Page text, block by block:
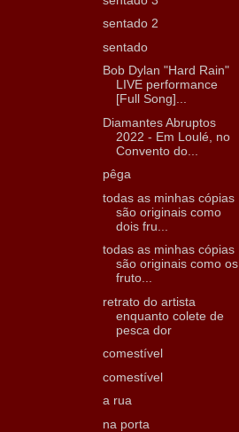
sentado 2
sentado
Bob Dylan "Hard Rain"
LIVE performance
[Full Song]...
Diamantes Abruptos
2022 - Em Loulé, no
Convento do...
pêga
todas as minhas cópias
são originais como
dois fru...
todas as minhas cópias
são originais como os
fruto...
retrato do artista
enquanto colete de
pesca dor
comestível
comestível
a rua
na porta